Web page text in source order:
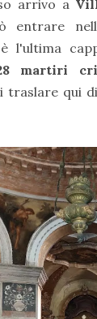
arrivo a
entrare
l'ultima
martiri
traslare qui